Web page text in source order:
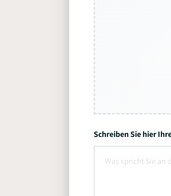
Schreiben Sie hier